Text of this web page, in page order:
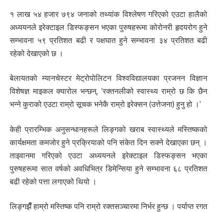
१ लाख ५४ हजार ७९४ जनाको तथ्यांक विश्लेषण गरिएको एउटा हालैको
अध्ययनले इरेक्टाइल डिस्फङ्सन भएका पुरुषहरूमा कोरोनरी हृदयरोग हुने
सम्भावना ५९ प्रतिशत बढी र पक्षघात हुने सम्भावना ३४ प्रतिशत बढी
रहेको देखाएको छ ।
बेलायतको म्यानचेस्टर मेट्रोपोलिटन विश्वविद्यालयका प्रजनन विज्ञान
विशेषज्ञ माइकल क्यारोल भन्छन्, ‘रक्तनलीको स्वास्थ्य राम्रो छ कि छैन
भन्ने कुराको एउटा राम्रो सूचक भनेकै राम्रो इरेक्सन (उत्तेजना) हुनु हो ।’
केही प्रारम्भिक अनुसन्धानहरूले लिङ्गको खराब स्वास्थ्यले मस्तिष्कको
कार्यक्षमता कमजोर हुने प्रक्रियाको पनि संकेत दिन सक्ने देखाएका छन् ।
ताइवानमा गरिएको एउटा अध्ययनले इरेक्टाइल डिस्फङ्सन भएका
पुरुषहरूमा सात वर्षको अवधिभित्र डिमेन्सिया हुने सम्भावना ६८ प्रतिशत
बढी रहेको पत्ता लगाएको थियो ।
लिङ्गझैँ हाम्रो मस्तिष्क पनि राम्रो रक्तसञ्चारमा निर्भर हुन्छ । पर्याप्त रगत